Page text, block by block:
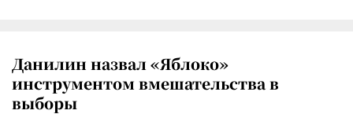
Данилин назвал «Яблоко»
инструментом вмешательства в
выборы